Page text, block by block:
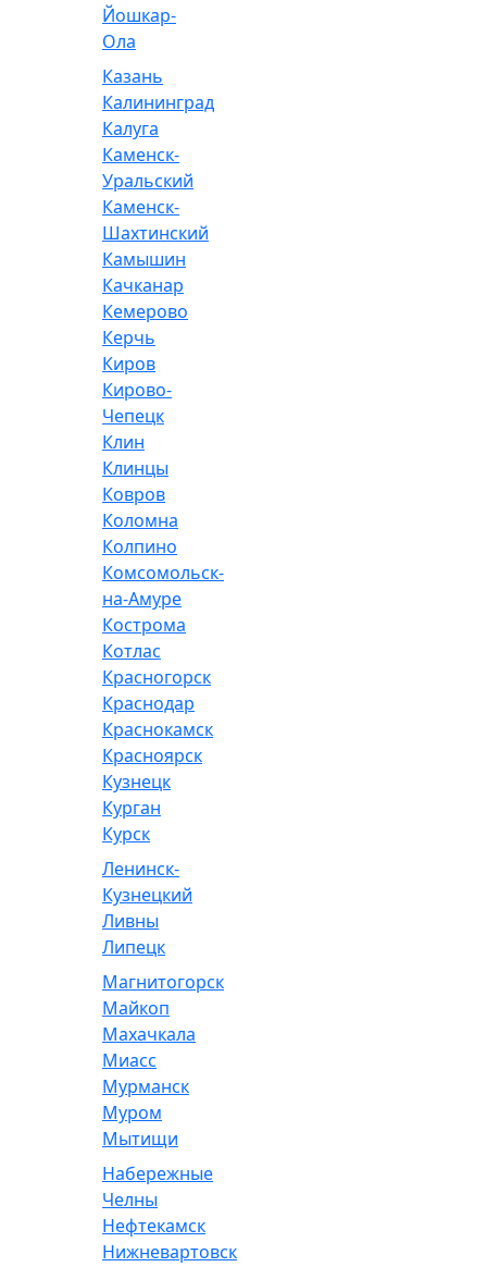
Йошкар-
Ола
Казань
Калининград
Калуга
Каменск-
Уральский
Каменск-
Шахтинский
Камышин
Качканар
Кемерово
Керчь
Киров
Кирово-
Чепецк
Клин
Клинцы
Ковров
Коломна
Колпино
Комсомольск-
на-Амуре
Кострома
Котлас
Красногорск
Краснодар
Краснокамск
Красноярск
Кузнецк
Курган
Курск
Ленинск-
Кузнецкий
Ливны
Липецк
Магнитогорск
Майкоп
Махачкала
Миасс
Мурманск
Муром
Мытищи
Набережные
Челны
Нефтекамск
Нижневартовск